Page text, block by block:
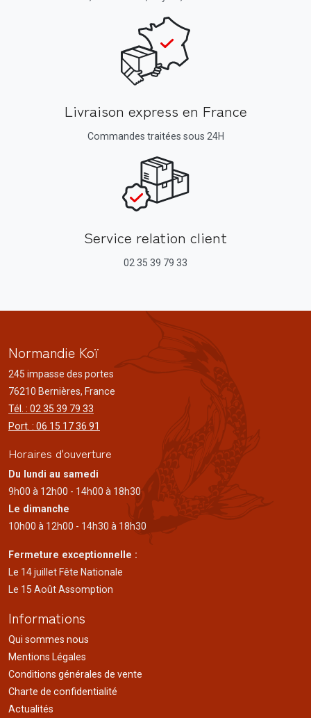
Livraison express en France
Commandes traitées sous 24H
Service relation client
02 35 39 79 33
Normandie Koï
245 impasse des portes
76210 Bernières, France
Tél. : 02 35 39 79 33
Port. : 06 15 17 36 91
Horaires d'ouverture
Du lundi au samedi
9h00 à 12h00 - 14h00 à 18h30
Le dimanche
10h00 à 12h00 - 14h30 à 18h30
Fermeture exceptionnelle :
Le 14 juillet Fête Nationale
Le 15 Août Assomption
Informations
Qui sommes nous
Mentions Légales
Conditions générales de vente
Charte de confidentialité
Actualités